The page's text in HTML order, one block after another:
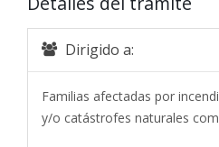
Dirigido a:
Familias afectadas por
y/o catástrofes naturales